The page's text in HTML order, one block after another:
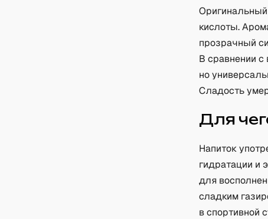
Оригинальный
кислоты.
прозрачный
В сравнении
но
Сладость
Для
Напиток
гидратации и
для
сладким
в спортивной